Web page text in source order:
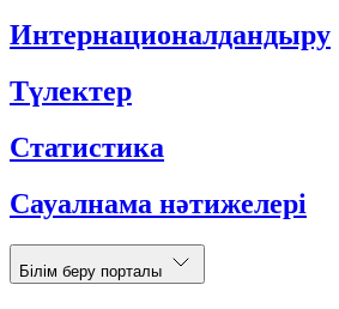
Интернационалдандыру
Түлектер
Статистика
Сауалнама нәтижелері
Білім беру порталы